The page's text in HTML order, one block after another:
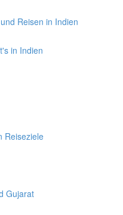
Reisen in Indien
in Indien
Reiseziele
Gujarat